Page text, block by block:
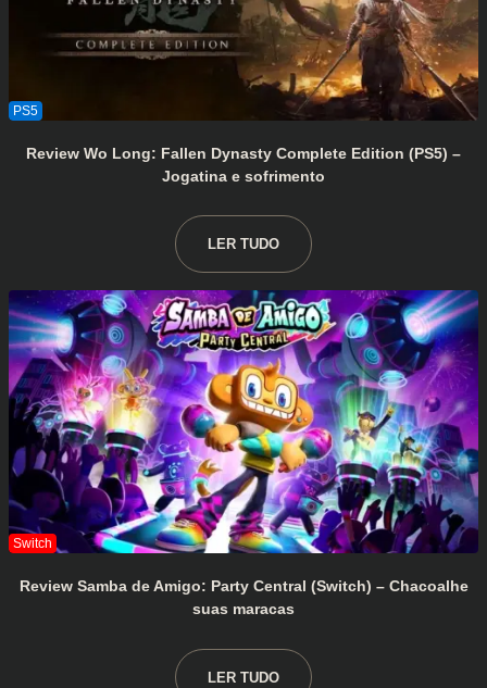
Review Wo Long: Fallen Dynasty Complete Edition (PS5) –
Jogatina e sofrimento
LER TUDO
Review Samba de Amigo: Party Central (Switch) – Chacoalhe
suas maracas
LER TUDO